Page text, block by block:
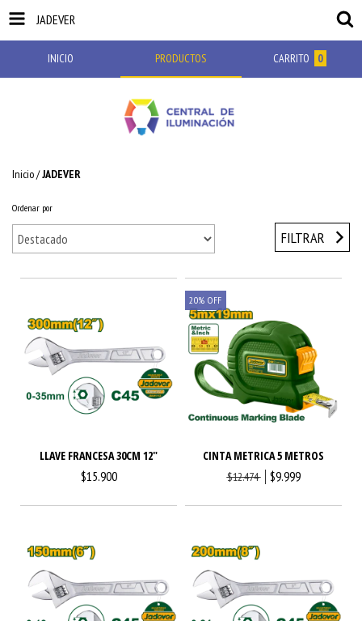
JADEVER
INICIO PRODUCTOS CARRITO 0
Inicio/JADEVER
Ordenar por
FILTRAR
LLAVE FRANCESA 30CM 12"
$15.900
20% OFF
CINTA METRICA 5 METROS
$12.474 $9.999